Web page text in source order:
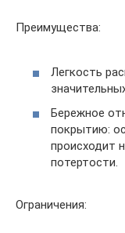
Преимущества:
Легкость
Бережное
покрытию:
происходит
потертости.
Ограничения: